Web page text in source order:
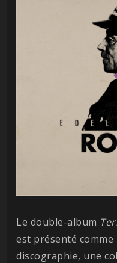
Le double-album
est présenté comme
discographie, une